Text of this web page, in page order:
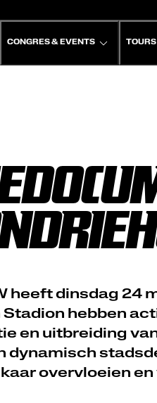
CONGRES & EVENTS
heeft dinsdag 24
hebben
en uitbreiding
dynamisch
overvloeien